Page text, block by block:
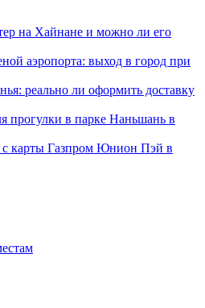
на Хайнане и можно ли его
аэропорта: выход в город при
реально ли оформить доставку
прогулки в парке Наньшань в
карты Газпром Юнион Пэй в